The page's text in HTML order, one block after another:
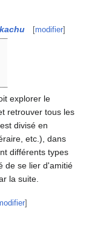
[modifier]
explorer le
retrouver tous les
divisé en
etc.), dans
différents types
de se lier d'amitié
la suite.
]